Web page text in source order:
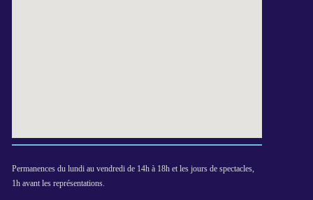
Permanences du lundi au vendredi de 14h à 18h et les jours de spectacles,
1h avant les représentations.